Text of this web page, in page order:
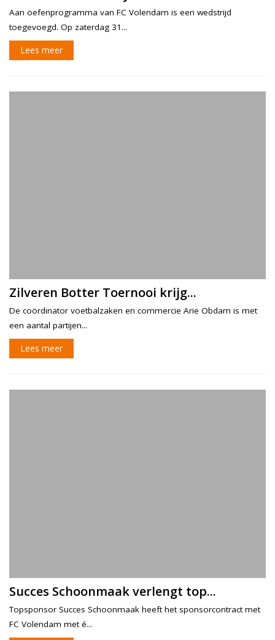
Aan oefenprogramma van FC Volendam is een wedstrijd
toegevoegd. Op zaterdag 31...
Lees meer
Zilveren Botter Toernooi krijg...
De coördinator voetbalzaken en commercie Arie Obdam is met
een aantal partijen...
Lees meer
Succes Schoonmaak verlengt top...
Topsponsor Succes Schoonmaak heeft het sponsorcontract met
FC Volendam met é...